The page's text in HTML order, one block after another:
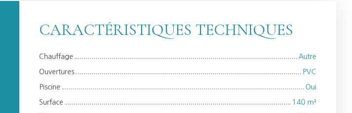
CARACTÉRISTIQUES TECHNIQUES
Chauffage Autre
Ouvertures PVC
Piscine Oui
Surface 140 m²